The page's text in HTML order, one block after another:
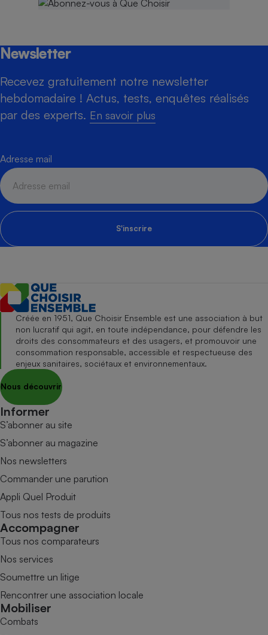
Newsletter
Recevez gratuitement notre newsletter
hebdomadaire ! Actus, tests, enquêtes réalisés
par des experts. En savoir plus
Adresse mail
S'inscrire
Créée en 1951, Que Choisir Ensemble est une association à but
non lucratif qui agit, en toute indépendance, pour défendre les
droits des consommateurs et des usagers, et promouvoir une
consommation responsable, accessible et respectueuse des
enjeux sanitaires, sociétaux et environnementaux.
Nous découvrir
Informer
S’abonner au site
S’abonner au magazine
Nos newsletters
Commander une parution
Appli Quel Produit
Tous nos tests de produits
Accompagner
Tous nos comparateurs
Nos services
Soumettre un litige
Rencontrer une association locale
Mobiliser
Combats